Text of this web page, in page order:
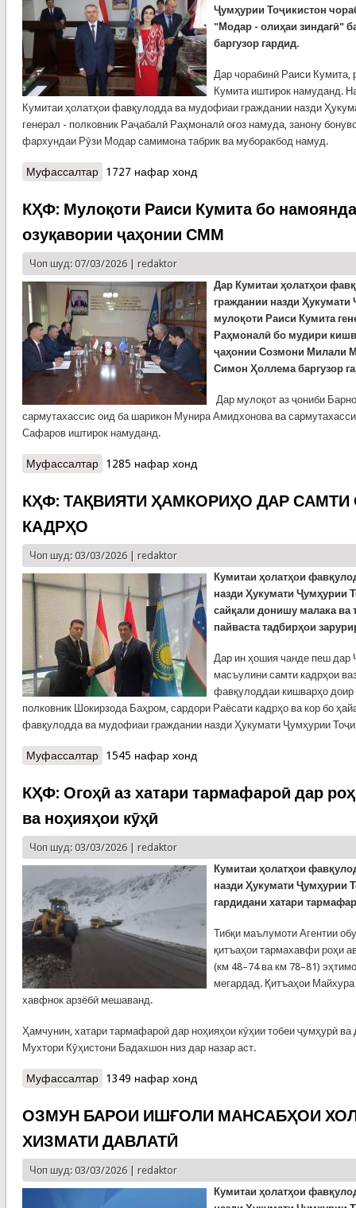
Ҷумҳурии Тоҷикистон
"Модар - олиҳаи зиндагӣ"
баргузор гардид.
Дар чорабинӣ Раиси Кумита,
Кумита иштирок намуданд.
Кумитаи ҳолатҳои фавқулодда ва мудофиаи граждании назди
генерал - полковник Раҷабалӣ Раҳмоналӣ оғоз намуда, занону
фархундаи Рӯзи Модар самимона табрик ва муборакбод намуд.
Муфассалтаро КҲФ: Таҷлили Рӯзи Модар дар Кумитаи
1727 нафар хонд
КҲФ: Мулоқоти Раиси Кумита бо
озуқавории ҷаҳонии СММ
Чоп шуд: 07/03/2026 | redaktor
Дар Кумитаи ҳолатҳои
граждании назди
мулоқоти Раиси Кумита
Раҳмоналӣ бо мудири
ҷаҳонии Созмони Милали
Симон Ҳоллема баргузор
Дар мулоқот аз ҷониби
сармутахассис оид ба шарикон Мунира Амидхонова ва
Сафаров иштирок намуданд.
Муфассалтаро КҲФ: Мулоқоти Раиси Кумита бо
СММ
1285 нафар хонд
КҲФ: ТАҚВИЯТИ ҲАМКОРИҲО ДАР
КАДРҲО
Чоп шуд: 03/03/2026 | redaktor
Кумитаи ҳолатҳои
назди Ҳукумати Ҷумҳурии
сайқали донишу малака ва
пайваста тадбирҳои
Дар ин ҳошия чанде пеш дар
масъулини самти кадрҳои
фавқулоддаи кишварҳо доир
полковник Шокирзода Баҳром, сардори Раёсати кадрҳо ва кор бо
фавқулодда ва мудофиаи граждании назди Ҳукумати Ҷумҳурии
Муфассалтаро КҲФ: ТАҚВИЯТИ ҲАМКОРИҲО ДАР САМТИ
1545 нафар хонд
КҲФ: Огоҳӣ аз хатари тармафароӣ дар
ва ноҳияҳои кӯҳӣ
Чоп шуд: 03/03/2026 | redaktor
Кумитаи ҳолатҳои
назди Ҳукумати Ҷумҳурии
гардидани хатари
Тибқи маълумоти Агентии
қитъаҳои тармахавфи роҳи
(км 48–74 ва км 78–81)
мегардад. Қитъаҳои
хавфнок арзёбӣ мешаванд.
Ҳамчунин, хатари тармафароӣ дар ноҳияҳои кӯҳии тобеи ҷумҳурӣ ва
Мухтори Кӯҳистони Бадахшон низ дар назар аст.
Муфассалтаро КҲФ: Огоҳӣ аз хатари тармафароӣ дар роҳи
1349 нафар хонд
ОЗМУН БАРОИ ИШҒОЛИ МАНСАБҲОИ
ХИЗМАТИ ДАВЛАТӢ
Чоп шуд: 03/03/2026 | redaktor
Кумитаи ҳолатҳои